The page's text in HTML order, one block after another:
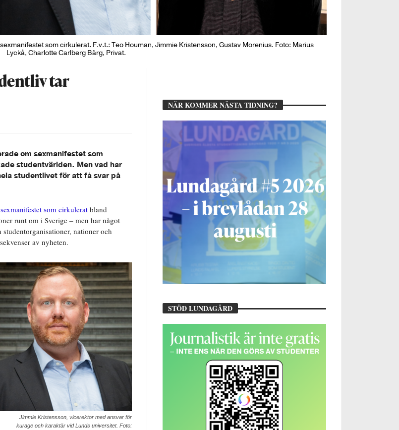
som cirkulerat. F.v.t.: Teo Houman, Jimmie Kristensson, Gustav Morenius. Foto: Marius
Lyckå, Charlotte Carlberg Bärg, Privat.
tar
om sexmanifestet som
studentvärlden. Men vad har
studentlivet för att få svar på
sexmanifestet som cirkulerat bland
runt om i Sverige – men har något
nationer och
av nyheten.
Jimmie Kristensson, vicerektor med ansvar för
kurage och karaktär vid Lunds universitet. Foto:
NÄR KOMMER NÄSTA TIDNING?
STÖD LUNDAGÅRD